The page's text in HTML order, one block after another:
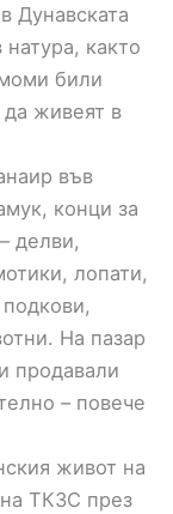
Дунавската
както
били
живеят в
във
конци за
делви,
лопати,
На пазар
продавали
– повече
живот на
ТКЗС през